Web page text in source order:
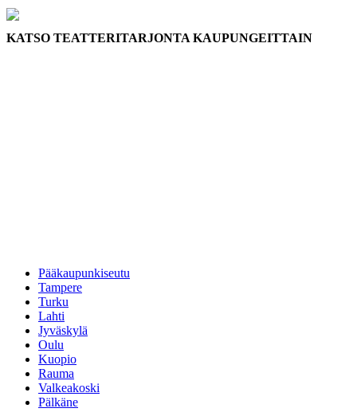
KATSO TEATTERITARJONTA KAUPUNGEITTAIN
Pääkaupunkiseutu
Tampere
Turku
Lahti
Jyväskylä
Oulu
Kuopio
Rauma
Valkeakoski
Pälkäne